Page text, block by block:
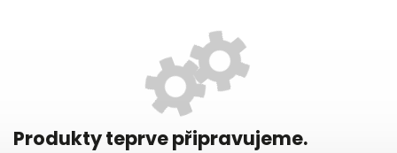
Produkty teprve připravujeme.